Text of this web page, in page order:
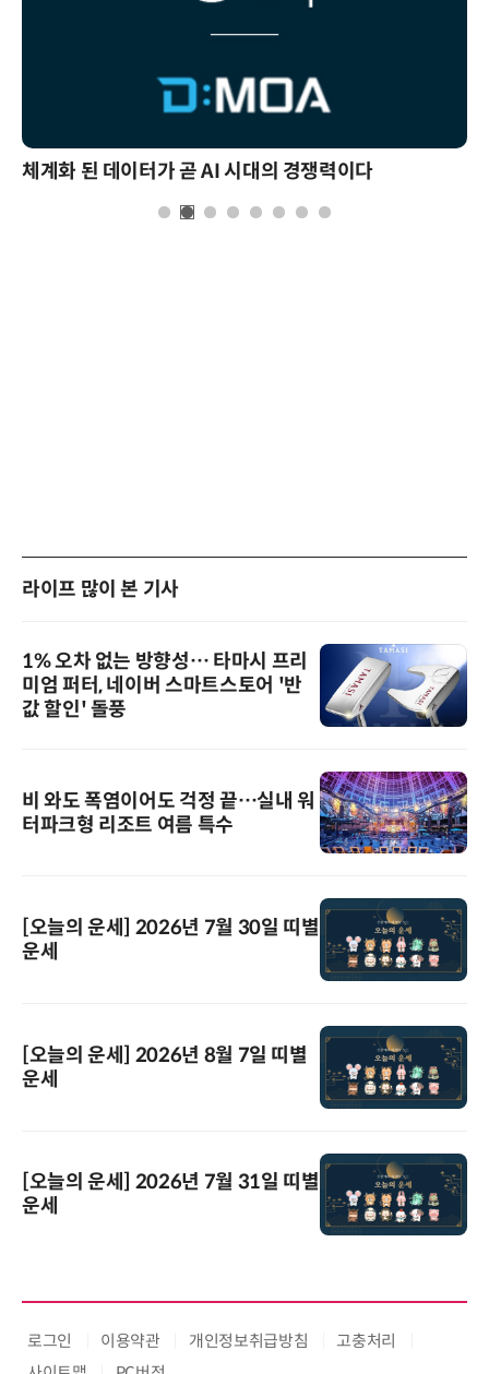
체계화 된 데이터가 곧 AI 시대의 경쟁력이다
라이프 많이 본 기사
1% 오차 없는 방향성… 타마시 프리
미엄 퍼터, 네이버 스마트스토어 '반
값 할인' 돌풍
비 와도 폭염이어도 걱정 끝…실내 워
터파크형 리조트 여름 특수
[오늘의 운세] 2026년 7월 30일 띠별
운세
[오늘의 운세] 2026년 8월 7일 띠별
운세
[오늘의 운세] 2026년 7월 31일 띠별
운세
로그인 이용약관 개인정보취급방침
고충처리